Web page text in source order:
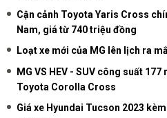
Cận cảnh Toyota Yaris Cross
Nam, giá từ 740 triệu đồng
Loạt xe mới của MG lên lịch ra
MG VS HEV - SUV công suất
Toyota Corolla Cross
Giá xe Hyundai Tucson 2023